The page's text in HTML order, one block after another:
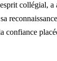
collégial,
confiance